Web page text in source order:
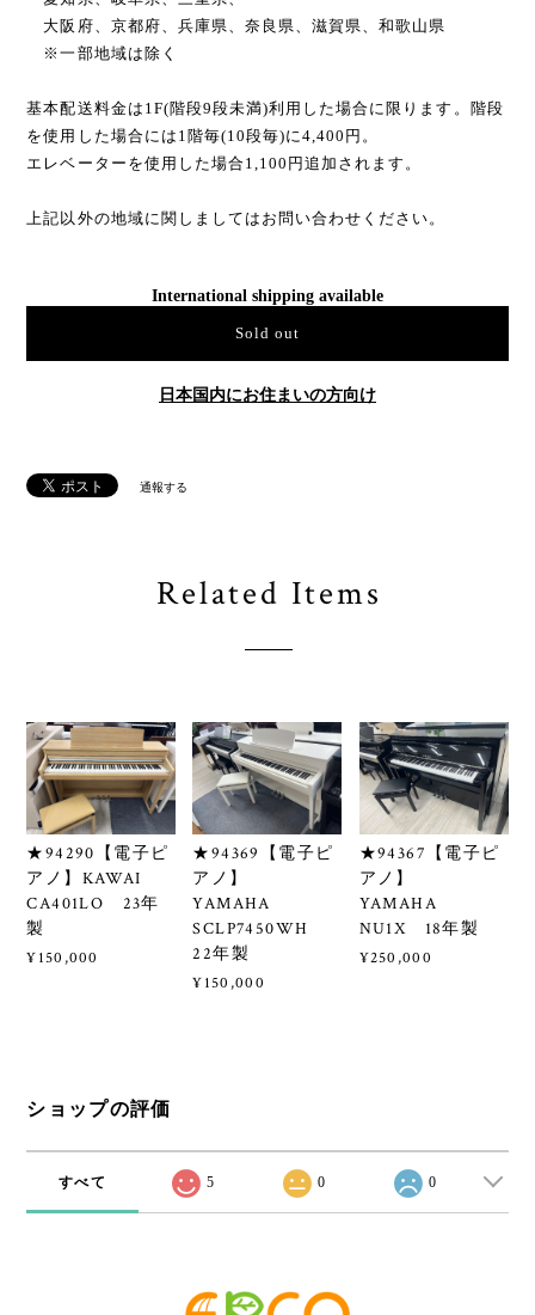
大阪府、京都府、兵庫県、奈良県、滋賀県、和歌山県
※一部地域は除く
基本配送料金は1F(階段9段未満)利用した場合に限ります。階段
を使用した場合には1階毎(10段毎)に4,400円。
エレベーターを使用した場合1,100円追加されます。
上記以外の地域に関しましてはお問い合わせください。
International shipping available
Sold out
日本国内にお住まいの方向け
通報する
Related Items
★94290【電子ピ
アノ】KAWAI
CA401LO 23年
製
¥150,000
★94369【電子ピ
アノ】
YAMAHA
SCLP7450WH
22年製
¥150,000
★94367【電子ピ
アノ】
YAMAHA
NU1X 18年製
¥250,000
ショップの評価
すべて 5 0 0